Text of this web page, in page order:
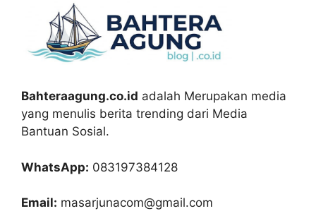
Bahteraagung.co.id adalah Merupakan media
yang menulis berita trending dari Media
Bantuan Sosial.
WhatsApp: 083197384128
Email: masarjunacom@gmail.com